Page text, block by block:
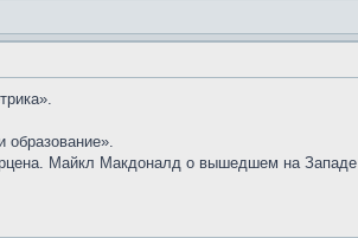
образование».
Майкл Макдоналд о вышедшем на Западе